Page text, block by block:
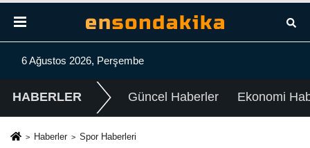
6 Ağustos 2026, Perşembe
HABERLER Güncel Haberler Ekonomi
Haberler Spor Haberleri